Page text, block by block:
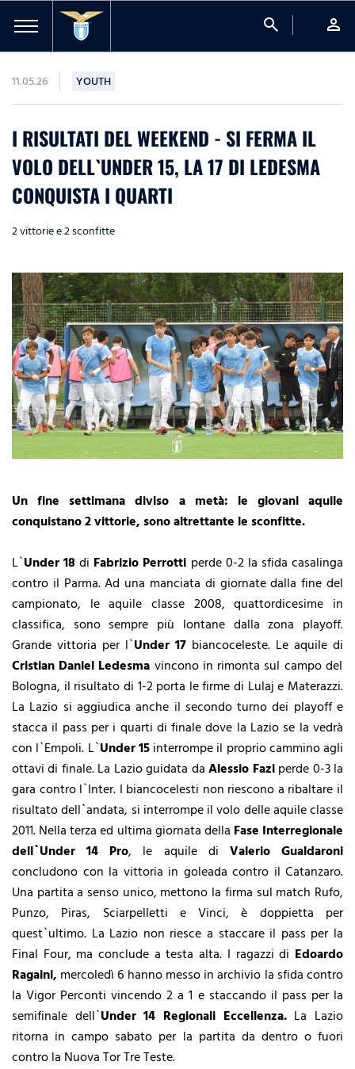
search person
11.05.26 YOUTH
I RISULTATI DEL WEEKEND - SI FERMA IL
VOLO DELL`UNDER 15, LA 17 DI LEDESMA
CONQUISTA I QUARTI
2 vittorie e 2 sconfitte
Un fine settimana diviso a metà: le giovani aquile
conquistano 2 vittorie, sono altrettante le sconfitte.
L`Under 18di Fabrizio Perrotti perde 0-2 la sfida casalinga
contro il Parma. Ad una manciata di giornate dalla fine del
campionato, le aquile classe 2008, quattordicesime in
classifica, sono sempre più lontane dalla zona playoff.
Grande vittoria per l`Under 17 biancoceleste. Le aquile di
Cristian Daniel Ledesma vincono in rimonta sul campo del
Bologna, il risultato di 1-2 porta le firme di Lulaj e Materazzi.
La Lazio si aggiudica anche il secondo turno dei playoff e
stacca il pass per i quarti di finale dove la Lazio se la vedrà
con l`Empoli. L`Under 15interrompe il proprio cammino agli
ottavi di finale. La Lazio guidata daAlessio Faziperde 0-3 la
gara contro l`Inter. I biancocelesti non riescono a ribaltare il
risultato dell`andata, si interrompe il volo delle aquile classe
2011. Nella terza ed ultima giornata della Fase Interregionale
dell`Under 14 Pro, le aquile di Valerio Gualdaroni
concludono con la vittoria in goleada contro il Catanzaro.
Una partita a senso unico, mettono la firma sul match Rufo,
Punzo, Piras, Sciarpelletti e Vinci, è doppietta per
quest`ultimo. La Lazio non riesce a staccare il pass per la
Final Four, ma conclude a testa alta. I ragazzi di Edoardo
Ragaini, mercoledì 6 hanno messo in archivio la sfida contro
la Vigor Perconti vincendo 2 a 1 e staccando il pass per la
semifinale dell`Under 14 Regionali Eccellenza.La Lazio
ritorna in campo sabato per la partita da dentro o fuori
contro la Nuova Tor Tre Teste.